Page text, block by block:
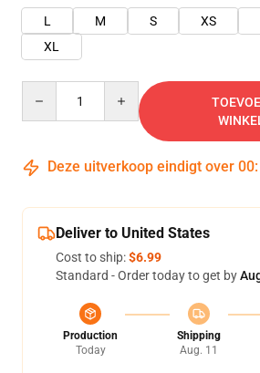
L
M S XS
XL
Deze uitverkoop eindigt over 00:
Deliver to United States
Cost to ship:$6.99
Standard - Order today to get by
Production
Today
Shipping
Aug. 11